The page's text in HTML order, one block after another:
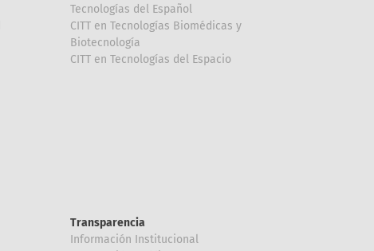
Tecnologías del Español
CITT en Tecnologías Biomédicas y
Biotecnología
CITT en Tecnologías del Espacio
Transparencia
Información Institucional